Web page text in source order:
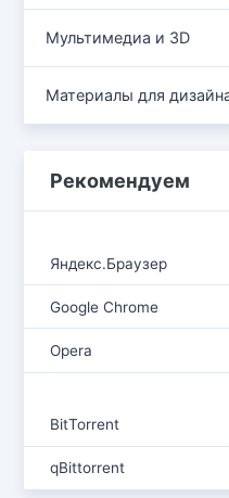
Мультимедиа и 3D
Материалы для
Рекомендуем
Яндекс.Браузер
Google Chrome
Opera
BitTorrent
qBittorrent